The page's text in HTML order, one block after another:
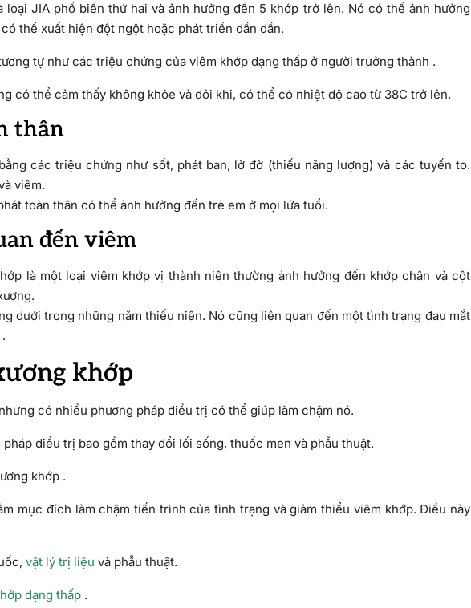
loại JIA phổ biến thứ hai và ảnh hưởng đến 5 khớp trở lên. Nó có thể ảnh hưởng
thể xuất hiện đột ngột hoặc phát triển dần dần.
tự như các triệu chứng của viêm khớp dạng thấp ở người trưởng thành .
có thể cảm thấy không khỏe và đôi khi, có thể có nhiệt độ cao từ 38C trở lên.
thân
các triệu chứng như sốt, phát ban, lờ đờ (thiếu năng lượng) và các tuyến to.
viêm.
toàn thân có thể ảnh hưởng đến trẻ em ở mọi lứa tuổi.
đến viêm
là một loại viêm khớp vị thành niên thường ảnh hưởng đến khớp chân và cột
dưới trong những năm thiếu niên. Nó cũng liên quan đến một tình trạng đau mắt
khớp
có nhiều phương pháp điều trị có thể giúp làm chậm nó.
điều trị bao gồm thay đổi lối sống, thuốc men và phẫu thuật.
khớp .
mục đích làm chậm tiến trình của tình trạng và giảm thiểu viêm khớp. Điều này
vật lý trị liệu và phẫu thuật.
dạng thấp .